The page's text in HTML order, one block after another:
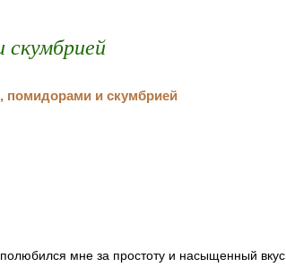
мне за простоту и насыщенный вкус.